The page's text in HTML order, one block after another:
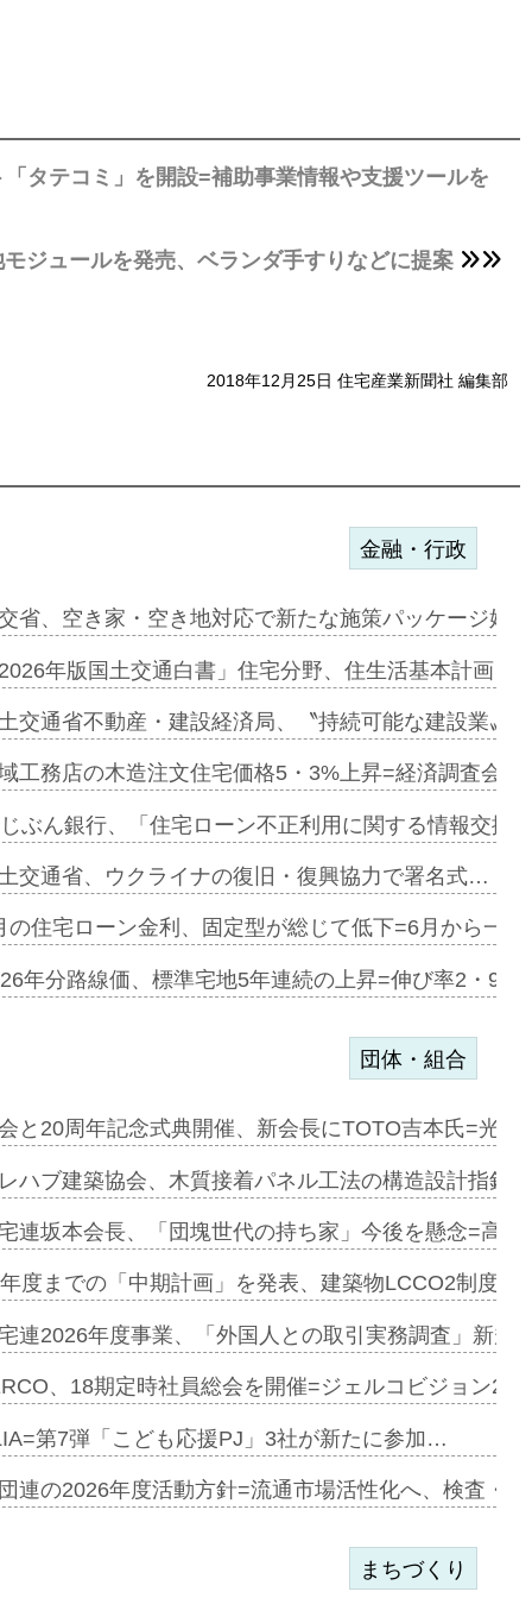
タテコミ」を開設=補助事業情報や支援ツールを
ジュールを発売、ベランダ手すりなどに提案
2018年12月25日 住宅産業新聞社 編集部
ミーレキ…
も城南エ…
合型の賃…
ンカフェ…
業=お互…
コリビング…
る2階建…
第1弾が開…
金融・行政
省、空き家・空き地対応で新たな施策パッケージ始
年版国土交通白書」住宅分野、住生活基本計画を
交通省不動産・建設経済局、〝持続可能な建設業〟
工務店の木造注文住宅価格5・3%上昇=経済調査会
ぶん銀行、「住宅ローン不正利用に関する情報交換
交通省、ウクライナの復旧・復興協力で署名式…
の住宅ローン金利、固定型が総じて低下=6月から一
年分路線価、標準宅地5年連続の上昇=伸び率2・
加=リンナ…
見込む=…
開始=三協…
分譲M専用…
団体・組合
と20周年記念式典開催、新会長にTOTO吉本氏=光
ハブ建築協会、木質接着パネル工法の構造設計指針
連坂本会長、「団塊世代の持ち家」今後を懸念=高
度までの「中期計画」を発表、建築物LCCO2制度
連2026年度事業、「外国人との取引実務調査」新規
、18期定時社員総会を開催=ジェルコビジョン
第7弾「こども応援PJ」3社が新たに参加…
連の2026年度活動方針=流通市場活性化へ、検査・
まちづくり